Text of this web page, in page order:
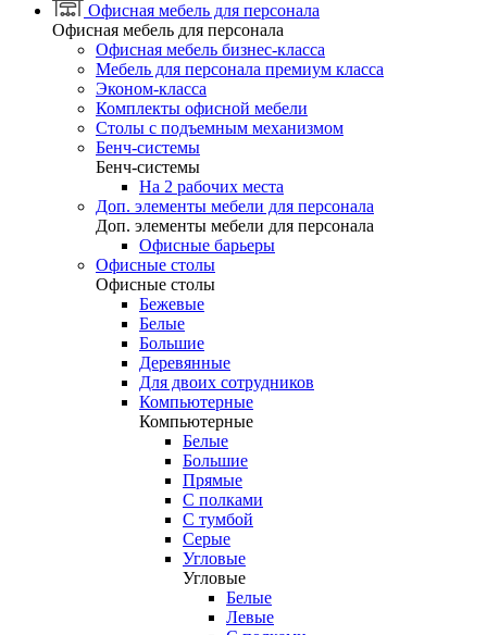
Офисная мебель для персонала
Офисная мебель для персонала
Офисная мебель бизнес-класса
Мебель для персонала премиум класса
Эконом-класса
Комплекты офисной мебели
Столы с подъемным механизмом
Бенч-системы
Бенч-системы
На 2 рабочих места
Доп. элементы мебели для персонала
Доп. элементы мебели для персонала
Офисные барьеры
Офисные столы
Офисные столы
Бежевые
Белые
Большие
Деревянные
Для двоих сотрудников
Компьютерные
Компьютерные
Белые
Большие
Прямые
С полками
С тумбой
Серые
Угловые
Угловые
Белые
Левые